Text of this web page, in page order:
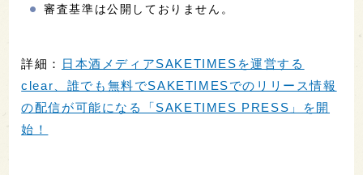
審査基準は公開しておりません。
詳細：
日本酒メディアSAKETIMESを運営する
clear、誰でも無料でSAKETIMESでのリリース情報
の配信が可能になる「SAKETIMES PRESS」を開
始！